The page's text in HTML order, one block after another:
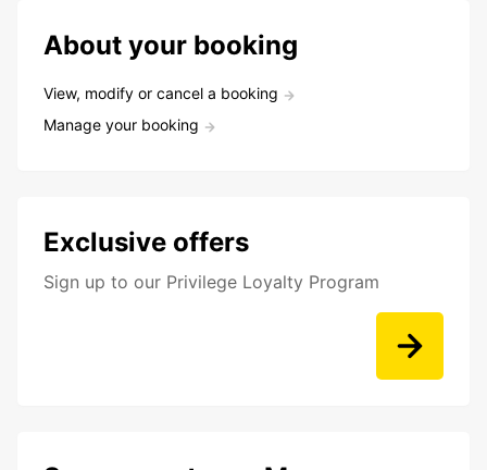
About your booking
View, modify or cancel a booking
Manage your booking
Exclusive offers
Sign up to our Privilege Loyalty Program